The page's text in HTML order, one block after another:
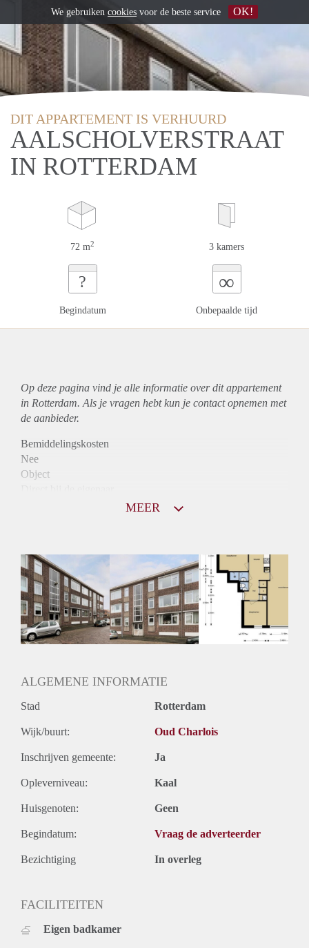
DIT APPARTEMENT IS VERHUURD
AALSCHOLVERSTRAAT
IN ROTTERDAM
72 m2 3 kamers
?
Begindatum
∞
Onbepaalde tijd
Op deze pagina vind je alle informatie over ditappartement
in Rotterdam. Als je vragen hebt kun je contact opnemen met
de aanbieder.
Bemiddelingskosten
Nee
Object
Huurtoeslag
Mogelijk
Inkomen eis
N.V.T.
Huurtermijn
Onbepaalde termijn
MEER
ALGEMENE INFORMATIE
Stad Rotterdam
Wijk/buurt: Oud Charlois
Inschrijven gemeente: Ja
Opleverniveau: Kaal
Huisgenoten: Geen
Begindatum: Vraag de adverteerder
Bezichtiging In overleg
FACILITEITEN
Eigen badkamer
We gebruiken cookies voor de beste service OK!